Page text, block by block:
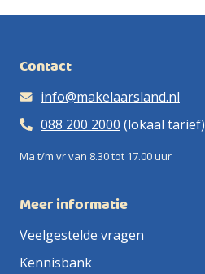
Contact
info@makelaarsland.nl
088 200 2000 (lokaal tarief)
Ma t/m vr van 8.30 tot 17.00 uur
Meer informatie
Veelgestelde vragen
Kennisbank